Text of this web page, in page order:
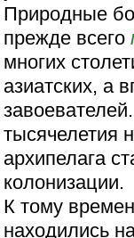
Природные
прежде всего
многих
азиатских, а
тысячелетия
архипелага
колонизации.
К тому
находились